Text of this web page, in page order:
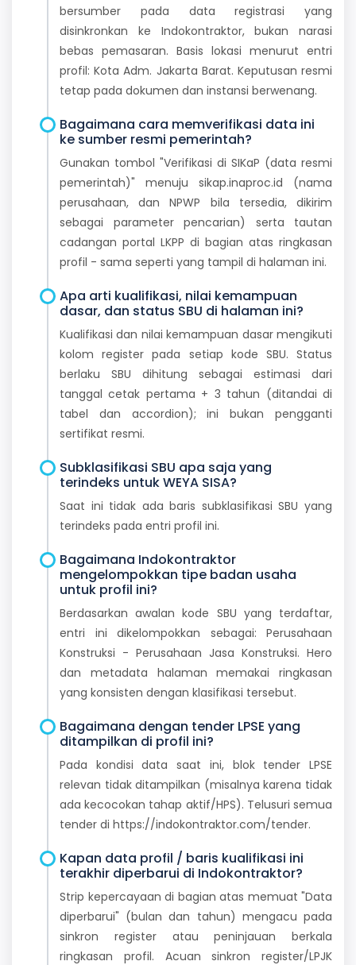
bersumber pada data registrasi yang
disinkronkan ke Indokontraktor, bukan narasi
bebas pemasaran. Basis lokasi menurut entri
profil: Kota Adm. Jakarta Barat. Keputusan resmi
tetap pada dokumen dan instansi berwenang.
Bagaimana cara memverifikasi data ini
ke sumber resmi pemerintah?
Gunakan tombol "Verifikasi di SIKaP (data resmi
pemerintah)" menuju sikap.inaproc.id (nama
perusahaan, dan NPWP bila tersedia, dikirim
sebagai parameter pencarian) serta tautan
cadangan portal LKPP di bagian atas ringkasan
profil - sama seperti yang tampil di halaman ini.
Apa arti kualifikasi, nilai kemampuan
dasar, dan status SBU di halaman ini?
Kualifikasi dan nilai kemampuan dasar mengikuti
kolom register pada setiap kode SBU. Status
berlaku SBU dihitung sebagai estimasi dari
tanggal cetak pertama + 3 tahun (ditandai di
tabel dan accordion); ini bukan pengganti
sertifikat resmi.
Subklasifikasi SBU apa saja yang
terindeks untuk WEYA SISA?
Saat ini tidak ada baris subklasifikasi SBU yang
terindeks pada entri profil ini.
Bagaimana Indokontraktor
mengelompokkan tipe badan usaha
untuk profil ini?
Berdasarkan awalan kode SBU yang terdaftar,
entri ini dikelompokkan sebagai: Perusahaan
Konstruksi - Perusahaan Jasa Konstruksi. Hero
dan metadata halaman memakai ringkasan
yang konsisten dengan klasifikasi tersebut.
Bagaimana dengan tender LPSE yang
ditampilkan di profil ini?
Pada kondisi data saat ini, blok tender LPSE
relevan tidak ditampilkan (misalnya karena tidak
ada kecocokan tahap aktif/HPS). Telusuri semua
tender di https://indokontraktor.com/tender.
Kapan data profil / baris kualifikasi ini
terakhir diperbarui di Indokontraktor?
Strip kepercayaan di bagian atas memuat "Data
diperbarui" (bulan dan tahun) mengacu pada
sinkron register atau peninjauan berkala
ringkasan profil. Acuan sinkron register/LPJK